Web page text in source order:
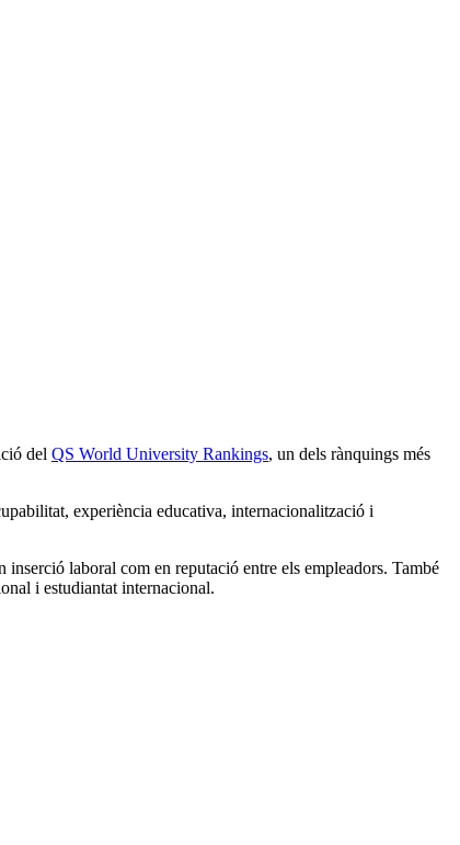
del QS World University Rankings, un dels rànquings més
experiència educativa, internacionalització i
inserció laboral com en reputació entre els empleadors. També
i estudiantat internacional.